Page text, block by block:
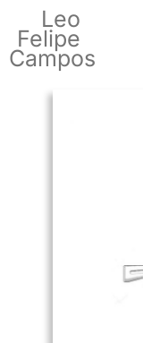
Leo
Felipe
Campos